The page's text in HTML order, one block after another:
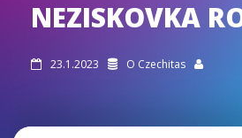
NEZISKOVKA
 23.1.2023  O Czechitas 